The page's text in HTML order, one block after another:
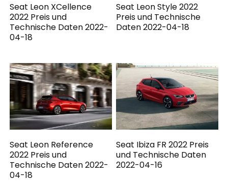
Seat Leon XCellence
2022 Preis und
Technische Daten 2022-
04-18
Seat Leon Style 2022
Preis und Technische
Daten 2022-04-18
Seat Leon Reference
2022 Preis und
Technische Daten 2022-
04-18
Seat Ibiza FR 2022 Preis
und Technische Daten
2022-04-16